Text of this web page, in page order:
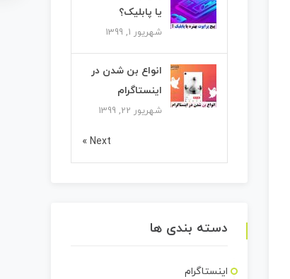
یا پابلیک؟
شهریور 1, 1399
انواع بن شدن در
اینستاگرام
شهریور 22, 1399
Next »
دسته بندی ها
اینستاگرام